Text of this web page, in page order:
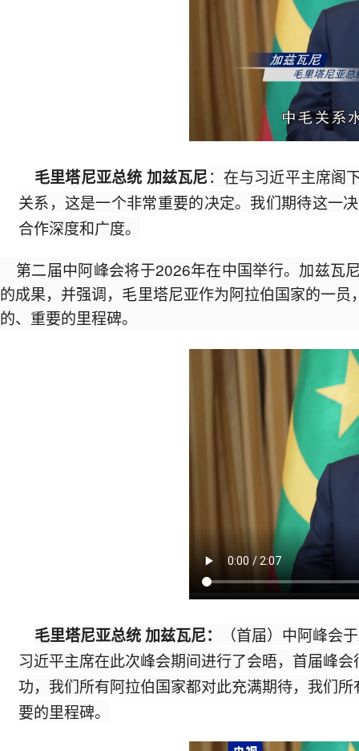
毛里塔尼亚总统 加兹瓦尼：在与习近平主席阁
关系，这是一个非常重要的决定。我们期待这一
合作深度和广度。
第二届中阿峰会将于2026年在中国举行。加兹瓦
的成果，并强调，毛里塔尼亚作为阿拉伯国家的一
的、重要的里程碑。
毛里塔尼亚总统 加兹瓦尼：
（首届）中阿峰会
习近平主席在此次峰会期间进行了会晤，首届峰
功，我们所有阿拉伯国家都对此充满期待，我们
要的里程碑。